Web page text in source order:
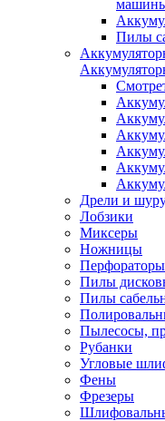
Пилы
Дрели и
Лобзики
Миксеры
Ножницы
Пилы
Пилы
Пылесосы,
Рубанки
Угловые
Фены
Фрезеры